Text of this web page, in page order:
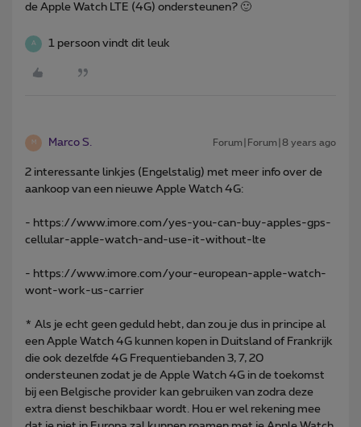
de Apple Watch LTE (4G) ondersteunen? 🙂
A 1 persoon vindt dit leuk
M Marco S. Forum|Forum|8 years ago
2 interessante linkjes (Engelstalig) met meer info over de
aankoop van een nieuwe Apple Watch 4G:
- https://www.imore.com/yes-you-can-buy-apples-gps-
cellular-apple-watch-and-use-it-without-lte
- https://www.imore.com/your-european-apple-watch-
wont-work-us-carrier
* Als je echt geen geduld hebt, dan zou je dus in principe al
een Apple Watch 4G kunnen kopen in Duitsland of Frankrijk
die ook dezelfde 4G Frequentiebanden 3, 7, 20
ondersteunen zodat je de Apple Watch 4G in de toekomst
bij een Belgische provider kan gebruiken van zodra deze
extra dienst beschikbaar wordt. Hou er wel rekening mee